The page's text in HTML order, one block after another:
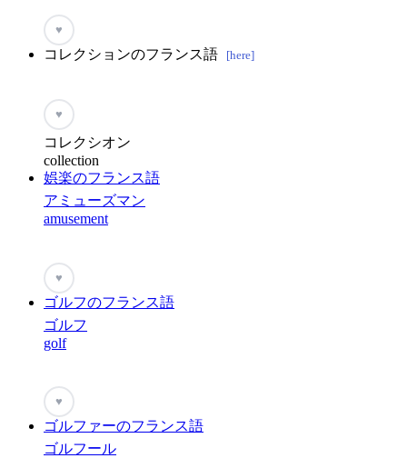
♥
コレクションのフランス語 [here]
♥
コレクシオン
collection
娯楽のフランス語
アミューズマン
amusement
♥
ゴルフのフランス語
ゴルフ
golf
♥
ゴルファーのフランス語
ゴルフール